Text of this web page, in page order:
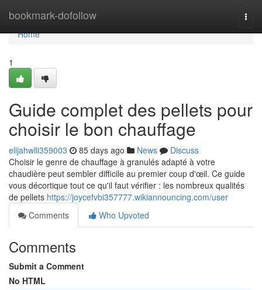
bookmark-dofollow
Home
Home
1
Guide complet des pellets pour
choisir le bon chauffage
elijahwlli359003 85 days ago News
Discuss
Choisir le genre de chauffage à granulés adapté à votre
chaudière peut sembler difficile au premier coup d'œil. Ce guide
vous décortique tout ce qu'il faut vérifier : les nombreux qualités
de pellets https://joycefvbi357777.wikiannouncing.com/user
Comments
Who Upvoted
Comments
Submit a Comment
No HTML